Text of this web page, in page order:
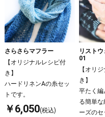
さらさらマフラー
【オリジナルレシピ付
き】
ハードリネンAの糸セッ
トです。
￥6,050(税込)
リスト
01
【オリ
き】
平たく編
る簡単
ーズのセ